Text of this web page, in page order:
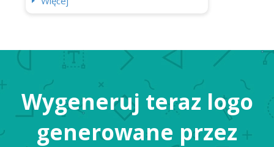
Wygeneruj teraz logo
generowane przez